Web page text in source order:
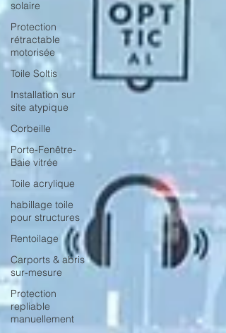
solaire
Protection
rétractable
motorisée
Toile Soltis
Installation sur
site atypique
Corbeille
Porte-Fenêtre-
Baie vitrée
Toile acrylique
habillage toile
pour structures
Rentoilage
Carports & abris
sur-mesure
Protection
repliable
manuellement